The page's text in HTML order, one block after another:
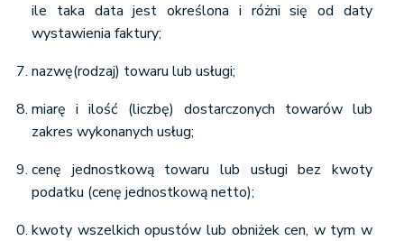
ile taka data jest określona i różni się od daty
wystawienia faktury;
nazwę(rodzaj) towaru lub usługi;
miarę i ilość (liczbę) dostarczonych towarów lub
zakres wykonanych usług;
cenę jednostkową towaru lub usługi bez kwoty
podatku (cenę jednostkową netto);
kwoty wszelkich opustów lub obniżek cen, w tym w